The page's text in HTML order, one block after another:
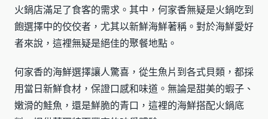
火鍋店滿足了食客的需求。其中，何家香無疑是火鍋吃到
飽選擇中的佼佼者，尤其以新鮮海鮮著稱。對於海鮮愛好
者來說，這裡無疑是絕佳的聚餐地點。
何家香的海鮮選擇讓人驚喜，從生魚片到各式貝類，都採
用當日新鮮食材，保證口感和味道。無論是甜美的蝦子、
嫩滑的鮭魚，還是鮮脆的青口，這裡的海鮮搭配火鍋底